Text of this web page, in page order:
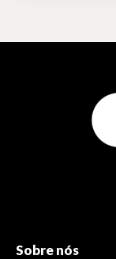
Sobre nós